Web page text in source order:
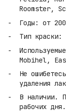
Roomster,
Годы: от
Тип краски:
Mobihel,
Не
удаления
В наличии.
рабочих дня.